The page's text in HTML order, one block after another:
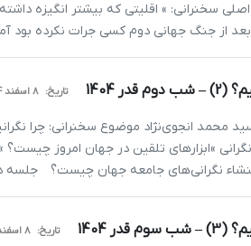
12/12 عناوین اصلی سخنرانی: » اقلیتی که بیشتر
بعد از جنگ جهانی دوم کسی جرات نکرده بود
1404 تاریخ: 8 اسفند 1404
»ابزارهای تلقین در جهان امروز
نگرانی‌های جامعه جهان چیست؟ جلسه
1404 تاریخ: 8 اسفند 1404